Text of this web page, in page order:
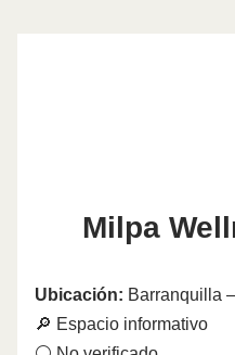
Milpa
Ubicación: Barranquilla
🔎 Espacio informativo